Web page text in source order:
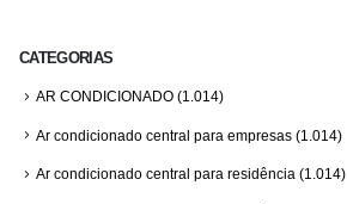
CATEGORIAS
AR CONDICIONADO (1.014)
Ar condicionado central para empresas (1.014)
Ar condicionado central para residência (1.014)